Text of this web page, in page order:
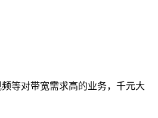
等对带宽需求高的业务，千元大